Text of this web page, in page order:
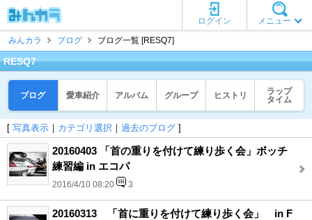
メニュー
ログイン
みんカラ
ブログ ブログ一覧 [RESQ7]
RESQ7
ブログ 愛車紹介 アルバム グループ ヒストリ
ラップ
タイム
[ 写真表示 ｜ カテゴリ選択 ｜ 過去のブログ ]
20160403 「首の重りを付けて練り歩く会」ボッチ
練習編 in エコパ
2016/4/10 08:20 3
20160313 「首に重りを付けて練り歩く会」 in F